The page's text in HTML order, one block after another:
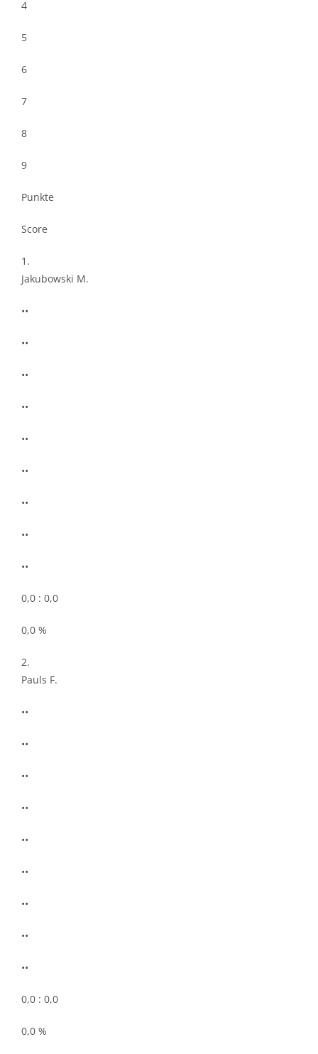
4
5
6
7
8
9
Punkte
Score
1.
Jakubowski M.
••
••
••
••
••
••
••
••
••
0,0 : 0,0
0,0 %
2.
Pauls F.
••
••
••
••
••
••
••
••
••
0,0 : 0,0
0,0 %